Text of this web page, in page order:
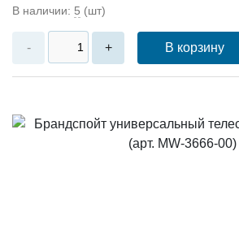
В наличии: 5 (шт)
- + В корзину